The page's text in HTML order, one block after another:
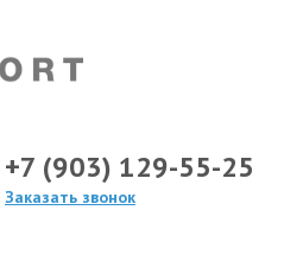
+7 (903) 129-55-25
Заказать звонок